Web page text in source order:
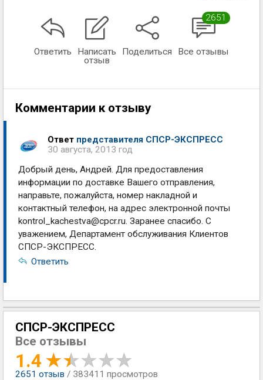
Ответить
Написать
отзыв
Поделиться
2651
Все отзывы
Комментарии к отзыву
Ответ представителя СПСР-ЭКСПРЕСС
30 августа, 2013 год
Добрый день, Андрей. Для предоставления
информации по доставке Вашего отправления,
направьте, пожалуйста, номер накладной и
контактный телефон, на адрес электронной почты
kontrol_kachestva@cpcr.ru. Заранее спасибо. С
уважением, Департамент обслуживания Клиентов
СПСР-ЭКСПРЕСС.
Ответить
СПСР-ЭКСПРЕСС
Все отзывы
1.4
2651 отзыв / 383411 просмотров